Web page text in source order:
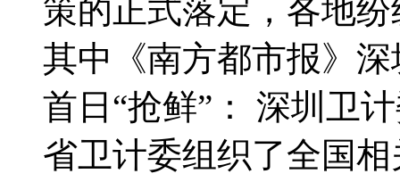
策的正式落定，各地
其中《南方都市报》
首日“抢鲜”： 深圳卫
省卫计委组织了全国